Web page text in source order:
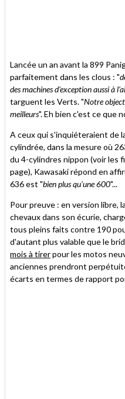
Lancée un an avant la 899
parfaitement dans les clous : "
des machines d'exception aussi à
targuent les Verts. "Notre
meilleurs". Eh bien c'est ce que
A ceux qui s'inquiéteraient de
cylindrée, dans la mesure où
du 4-cylindres nippon (voir les
page), Kawasaki répond en
636 est "bien plus qu'une 600"...
Pour preuve : en version libre,
chevaux dans son écurie,
tous pleins faits contre 190
d'autant plus valable que le
mois à tirerpour les motos
anciennes prendront
écarts en termes de rapport